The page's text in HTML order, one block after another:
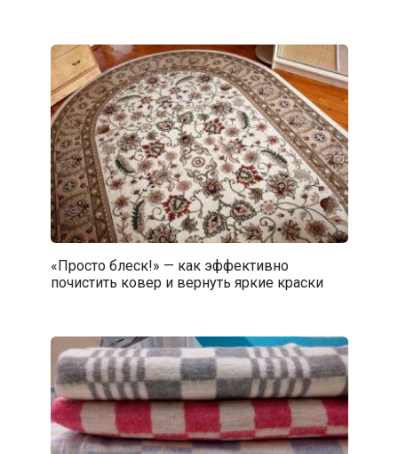
«Просто блеск!» — как эффективно
почистить ковер и вернуть яркие краски